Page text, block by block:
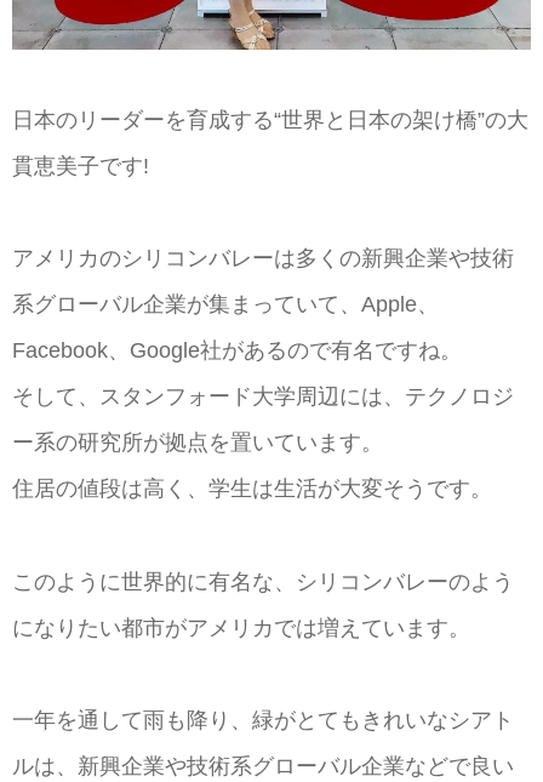
日本のリーダーを育成する“世界と日本の架け橋”の大
貫恵美子です!
アメリカのシリコンバレーは多くの新興企業や技術
系グローバル企業が集まっていて、Apple、
Facebook、Google社があるので有名ですね。
そして、スタンフォード大学周辺には、テクノロジ
ー系の研究所が拠点を置いています。
住居の値段は高く、学生は生活が大変そうです。
このように世界的に有名な、シリコンバレーのよう
になりたい都市がアメリカでは増えています。
一年を通して雨も降り、緑がとてもきれいなシアト
ルは、新興企業や技術系グローバル企業などで良い